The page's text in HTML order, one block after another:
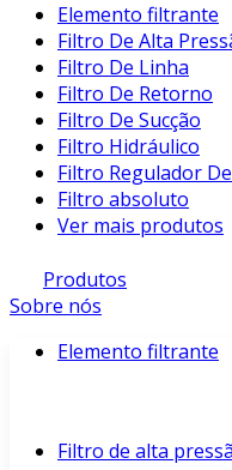
Elemento filtrante
Filtro De Alta
Filtro De Linha
Filtro De Retorno
Filtro De Sucção
Filtro Hidráulico
Filtro Regulador
Filtro absoluto
Ver mais produtos
Produtos
Sobre nós
Elemento filtrante
Filtro de alta